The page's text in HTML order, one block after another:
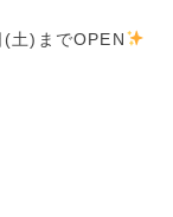
土)までOPEN